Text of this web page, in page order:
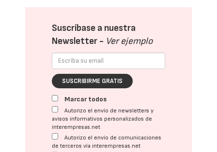
Suscríbase a nuestra
Newsletter - Ver ejemplo
SUSCRIBIRME GRATIS
Marcar todos
Autorizo el envío de newsletters y
avisos informativos personalizados de
interempresas.net
Autorizo el envío de comunicaciones
de terceros vía interempresas.net